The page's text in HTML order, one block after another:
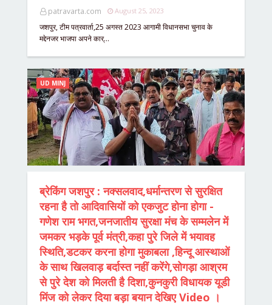
patravarta.com August 25, 2023
जशपुर, टीम पत्रवार्ता,25 अगस्त 2023 आगामी विधानसभा चुनाव के
मद्देनजर भाजपा अपने कार्…
UD MINJ
ब्रेकिंग जशपुर : नक्सलवाद,धर्मान्तरण से सुरक्षित
रहना है तो आदिवासियों को एकजुट होना होगा -
गणेश राम भगत,जनजातीय सुरक्षा मंच के सम्मलेन में
जमकर भड़के पूर्व मंत्री,कहा पुरे जिले में भयावह
स्थिति,डटकर करना होगा मुकाबला ,हिन्दू आस्थाओं
के साथ खिलवाड़ बर्दास्त नहीं करेंगे,सोगड़ा आश्रम
से पुरे देश को मिलती है दिशा,कुनकुरी विधायक यूडी
मिंज को लेकर दिया बड़ा बयान देखिए Video ।